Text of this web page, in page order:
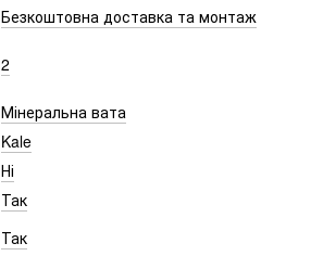
Безкоштовна доставка та монтаж
2
Мінеральна вата
Kale
Ні
Так
Так